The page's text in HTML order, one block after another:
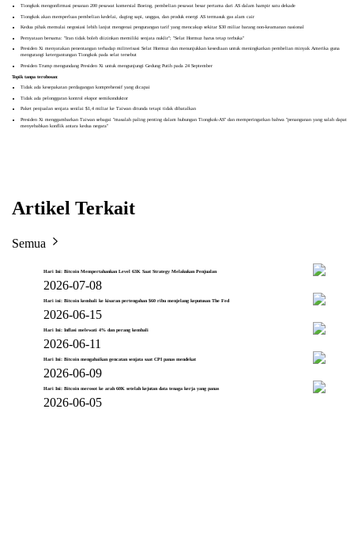
Tiongkok mengonfirmasi pesanan 200 pesawat komersial Boeing, pembelian pesawat besar pertama dari AS dalam hampir satu dekade
Tiongkok akan memperluas pembelian kedelai, daging sapi, unggas, dan produk energi AS termasuk gas alam cair
Kedua pihak memulai negosiasi lebih lanjut mengenai pengurangan tarif yang mencakup sekitar $30 miliar barang non-keamanan nasional
Pernyataan bersama: "Iran tidak boleh diizinkan memiliki senjata nuklir"; "Selat Hormuz harus tetap terbuka"
Presiden Xi menyatakan penentangan terhadap militerisasi Selat Hormuz dan menunjukkan kesediaan untuk meningkatkan pembelian minyak Amerika guna
mengurangi ketergantungan Tiongkok pada selat tersebut
Presiden Trump mengundang Presiden Xi untuk mengunjungi Gedung Putih pada 24 September
Topik tanpa terobosan:
Tidak ada kesepakatan perdagangan komprehensif yang dicapai
Tidak ada pelonggaran kontrol ekspor semikonduktor
Paket penjualan senjata senilai $1,4 miliar ke Taiwan ditunda tetapi tidak dibatalkan
Presiden Xi menggambarkan Taiwan sebagai "masalah paling penting dalam hubungan Tiongkok-AS" dan memperingatkan bahwa "penanganan yang salah dapat
menyebabkan konflik antara kedua negara"
Artikel Terkait
Semua
Hari Ini: Bitcoin Mempertahankan Level 63K Saat Strategy Melakukan Penjualan
2026-07-08
Hari ini: Bitcoin kembali ke kisaran pertengahan $60 ribu menjelang keputusan The Fed
2026-06-15
Hari Ini: Inflasi melewati 4% dan perang kembali
2026-06-11
Hari Ini: Bitcoin mengabaikan gencatan senjata saat CPI panas mendekat
2026-06-09
Hari Ini: Bitcoin merosot ke arah 60K setelah kejutan data tenaga kerja yang panas
2026-06-05